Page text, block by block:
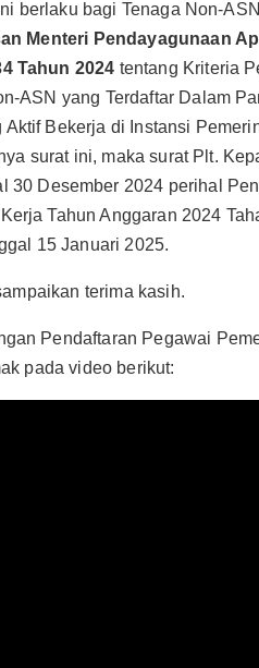
berlaku bagi Tenaga Non-
Menteri Pendayagunaan
Tahun 2024 tentang Kriteria
ASN yang Terdaftar Dalam
Bekerja di Instansi
surat ini, maka surat Plt.
30 Desember 2024 perihal
Tahun Anggaran 2024
15 Januari 2025.
terima kasih.
Pendaftaran Pegawai
pada video berikut: